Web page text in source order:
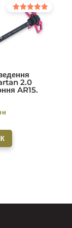
2.0
AR15.
Оцінено в
з 5